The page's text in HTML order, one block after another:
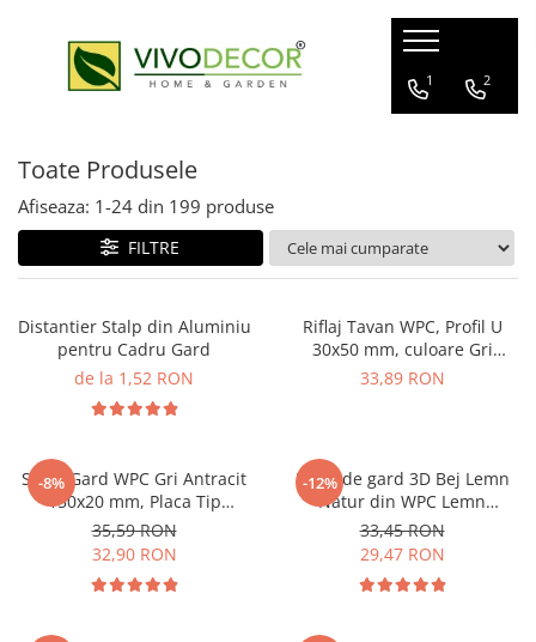
ALUMINIU GARD
BALCOANE ALUMINIU
PROFILE GARD ALUMINIU
GARD VIU ARTIFICIAL
PANOURI PLANTE ARTIFICIALE
FERONERIE
POARTA CULISANTA
POARTA AUTOPORTANTA
GHIDAJE PORTI
CUTII POSTALE
MANERE
1 2
Toate Produsele
Afiseaza: 1-24 din 199 produse
FILTRE
Distantier Stalp din Aluminiu
pentru Cadru Gard
de la 1,52 RON
Riflaj Tavan WPC, Profil U
30x50 mm, culoare Gri
Antracit , Lungime 2.8 m
33,89 RON
-8%
Sipca Gard WPC Gri Antracit
150x20 mm, Placa Tip
Scandura Lemn Compozit 1
ml
35,59 RON
32,90 RON
-12%
Placă de gard 3D Bej Lemn
Natur din WPC Lemn
Compozit, 120 x 20 mm,1 ml
33,45 RON
29,47 RON